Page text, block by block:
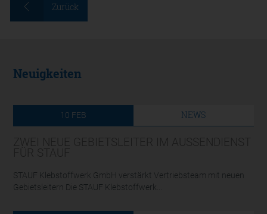
Zurück
Neuigkeiten
10 FEB NEWS
STAUF Klebstoffwerk GmbH verstärkt Vertriebsteam mit neuen
Gebietsleitern Die STAUF Klebstoffwerk...